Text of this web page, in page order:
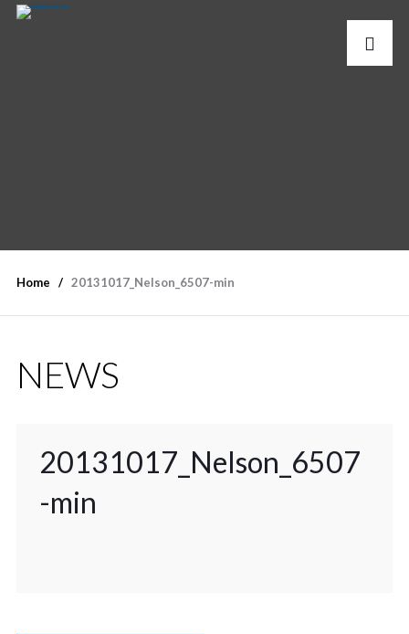
Home 20131017_Nelson_6507-min
NEWS
20131017_Nelson_6507
-min